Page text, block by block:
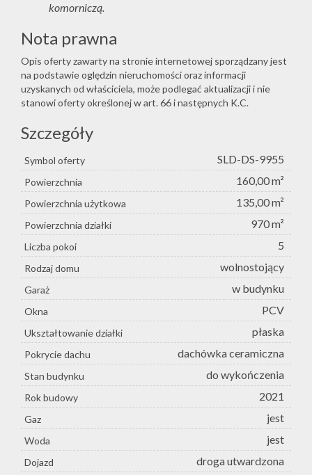
komorniczą.
Nota prawna
Opis oferty zawarty na stronie internetowej sporządzany jest
na podstawie oględzin nieruchomości oraz informacji
uzyskanych od właściciela, może podlegać aktualizacji i nie
stanowi oferty określonej w art. 66 i następnych K.C.
Szczegóły
Symbol oferty SLD-DS-9955
Powierzchnia 160,00 m²
Powierzchnia użytkowa 135,00 m²
Powierzchnia działki 970 m²
Liczba pokoi 5
Rodzaj domu wolnostojący
Garaż w budynku
Okna PCV
Ukształtowanie działki płaska
Pokrycie dachu dachówka ceramiczna
Stan budynku do wykończenia
Rok budowy 2021
Gaz jest
Woda jest
Dojazd droga utwardzona